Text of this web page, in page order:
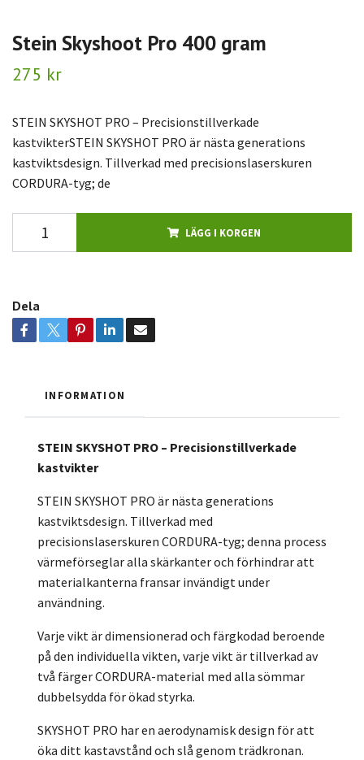
Stein Skyshoot Pro 400 gram
275 kr
STEIN SKYSHOT PRO – Precisionstillverkade
kastvikterSTEIN SKYSHOT PRO är nästa generations
kastviktsdesign. Tillverkad med precisionslaserskuren
CORDURA-tyg; de
LÄGG I KORGEN
Dela
INFORMATION
STEIN SKYSHOT PRO – Precisionstillverkade
kastvikter
STEIN SKYSHOT PRO är nästa generations
kastviktsdesign. Tillverkad med
precisionslaserskuren CORDURA-tyg; denna process
värmeförseglar alla skärkanter och förhindrar att
materialkanterna fransar invändigt under
användning.
Varje vikt är dimensionerad och färgkodad beroende
på den individuella vikten, varje vikt är tillverkad av
två färger CORDURA-material med alla sömmar
dubbelsydda för ökad styrka.
SKYSHOT PRO har en aerodynamisk design för att
öka ditt kastavstånd och slå genom trädkronan.